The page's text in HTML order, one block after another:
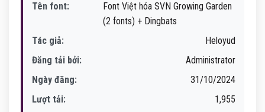
Tên font:
Font Việt hóa SVN Growing Garden
(2 fonts) + Dingbats
Tác giả:
Heloyud
Đăng tải bởi:
Administrator
Ngày đăng:
31/10/2024
Lượt tải:
1,955